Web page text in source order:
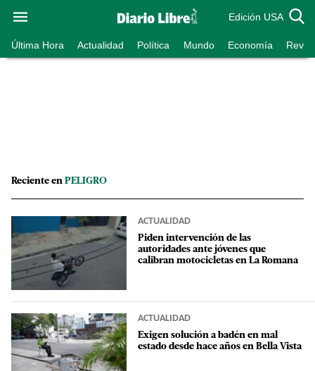
Edición USA
Última Hora Actualidad Política Mundo Economía
Reciente en PELIGRO
ACTUALIDAD
Piden intervención de las
autoridades ante jóvenes que
calibran motocicletas en La Romana
ACTUALIDAD
Exigen solución a badén en mal
estado desde hace años en Bella Vista